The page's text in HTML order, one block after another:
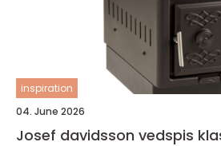
inspiration
04. June 2026
Josef davidsson vedspis klassisk värme med